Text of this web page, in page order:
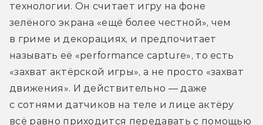
технологии. Он считает игру на фоне
зелёного экрана «ещё более честной», чем
в гриме и декорациях, и предпочитает
называть её «performance capture», то есть
«захват актёрской игры», а не просто «захват
движения». И действительно — даже
с сотнями датчиков на теле и лице актёру
всё равно приходится передавать с помощью